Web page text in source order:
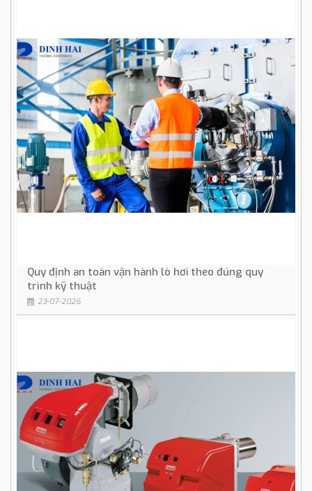
Quy định an toàn vận hành lò hơi theo đúng quy
trình kỹ thuật
23-07-2026